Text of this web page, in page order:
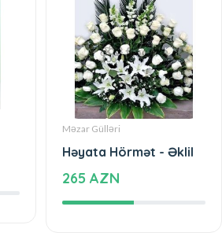
Məzar Gülləri
Həyata Hörmət - Əklil
265 AZN